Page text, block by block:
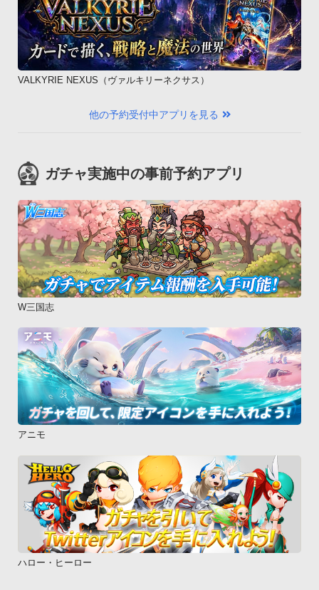
VALKYRIE NEXUS（ヴァルキリーネクサス）
他の予約受付中アプリを見る
ガチャ実施中の事前予約アプリ
W三国志
アニモ
ハロー・ヒーロー